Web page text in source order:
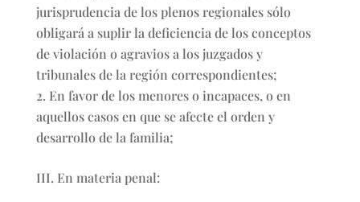
jurisprudencia de los plenos regionales sólo
obligará a suplir la deficiencia de los conceptos
de violación o agravios a los juzgados y
tribunales de la región correspondientes;
En favor de los menores o incapaces, o en
aquellos casos en que se afecte el orden y
desarrollo de la familia;
III. En materia penal: